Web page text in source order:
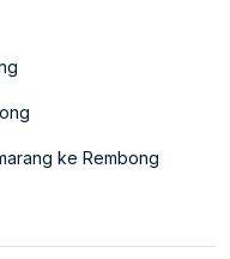
ke Rembong